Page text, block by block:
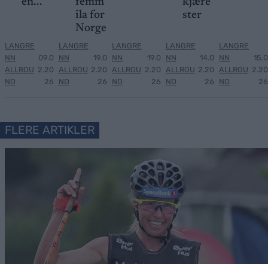
en...
LANGRE
NN
ALLROU
ND
09.0
2.20
26
femm
ila for
Norge
LANGRE
NN
ALLROU
ND
19.0
2.20
26
LANGRE
NN
ALLROU
ND
19.0
2.20
26
kjære
ster
LANGRE
NN
ALLROU
ND
14.0
2.20
26
LANGRE
NN
ALLROU
ND
15.0
2.20
26
FLERE ARTIKLER